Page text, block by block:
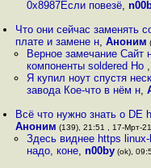
0x8987Если повезё,
Что они сейчас заменять
плате и замене н,Аноним
Верное замечание Сайт
компоненты soldered Но ,
Я купил ноут спустя
завода Кое-что в нём н,
Всё что нужно знать о DE
Аноним (139), 21:51 , 17-Мрт-
Здесь виднее https
надо, коне, n00by(ok),